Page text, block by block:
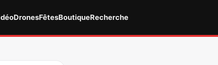
DronesFêtesBoutiqueRecherche